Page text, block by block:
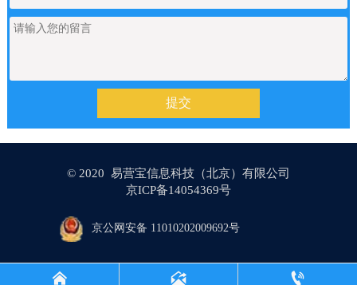
如何申请通义千问API的Key
【网站建设】产品/新闻详情里的关键
词标签链接，如何设置链接文字的样
式？
【网站建设】AI 代码助手
提交
© 2020 易营宝信息科技（北京）有限公司
京ICP备14054369号
京公网安备 11010202009692号
  